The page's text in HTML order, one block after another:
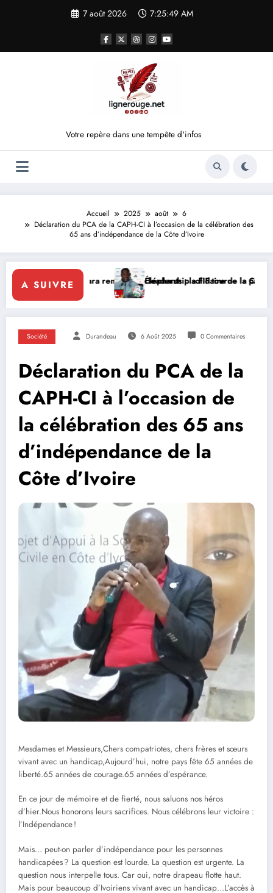
7 août 2026 7:25:49 AM
Votre repère dans une tempête d'infos
Accueil 2025 août
6
Déclaration du PCA de la CAPH-CI à l’occasion de la célébration des
65 ans d’indépendance de la Côte d’Ivoire
A SUIVRE
renforce le leadership solidaire de la Côte d’Ivoire en Afrique
Éléphants : la FIF tourne la page Emerse Faé
Société Durandeau 6 Août 2025 0 Commentaires
Déclaration du PCA de la
CAPH-CI à l’occasion de
la célébration des 65 ans
d’indépendance de la
Côte d’Ivoire
Mesdames et Messieurs,Chers compatriotes, chers frères et sœurs
vivant avec un handicap,Aujourd’hui, notre pays fête 65 années de
liberté.65 années de courage.65 années d’espérance.
En ce jour de mémoire et de fierté, nous saluons nos héros
d’hier.Nous honorons leurs sacrifices. Nous célébrons leur victoire :
l’Indépendance !
Mais… peut-on parler d’indépendance pour les personnes
handicapées ? La question est lourde. La question est urgente. La
question nous interpelle tous. Car oui, notre drapeau flotte haut.
Mais pour beaucoup d’Ivoiriens vivant avec un handicap…L’accès à